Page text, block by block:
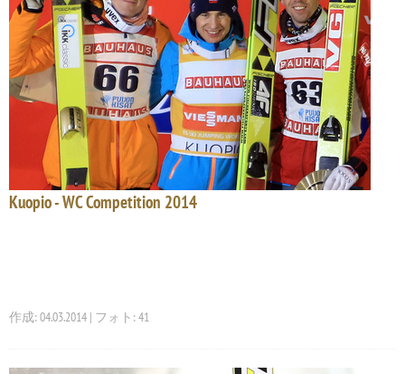
Kuopio - WC Competition 2014
作成: 04.03.2014 | フォト: 41